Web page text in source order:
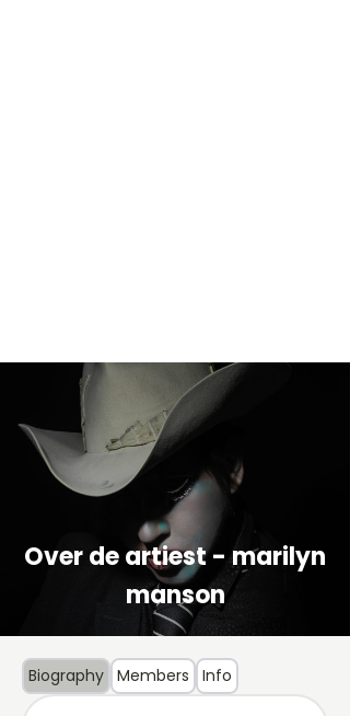
Over de artiest - marilyn
manson
Biography Members Info